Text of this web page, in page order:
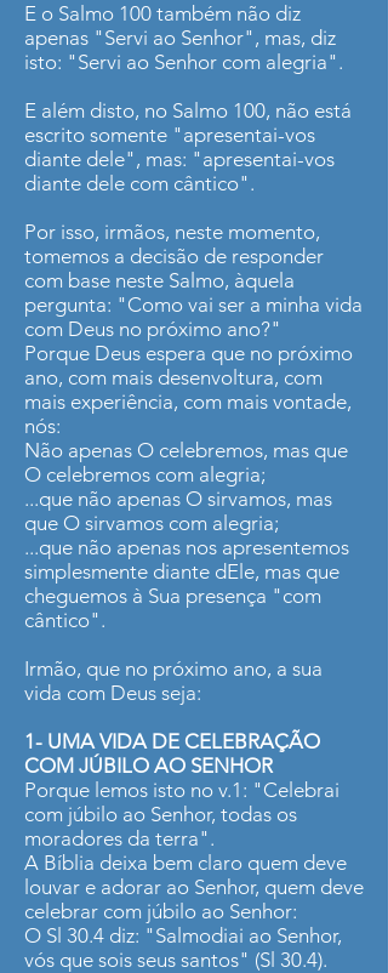
E o Salmo 100 também não diz
apenas "Servi ao Senhor", mas, diz
isto: "Servi ao Senhor com alegria".
E além disto, no Salmo 100, não está
escrito somente "apresentai-vos
diante dele", mas: "apresentai-vos
diante dele com cântico".
Por isso, irmãos, neste momento,
tomemos a decisão de responder
com base neste Salmo, àquela
pergunta: "Como vai ser a minha vida
com Deus no próximo ano?"
Porque Deus espera que no próximo
ano, com mais desenvoltura, com
mais experiência, com mais vontade,
nós:
Não apenas O celebremos, mas que
O celebremos com alegria;
...que não apenas O sirvamos, mas
que O sirvamos com alegria;
...que não apenas nos apresentemos
simplesmente diante dEle, mas que
cheguemos à Sua presença "com
cântico".
Irmão, que no próximo ano, a sua
vida com Deus seja:
1- UMA VIDA DE CELEBRAÇÃO
COM JÚBILO AO SENHOR
Porque lemos isto no v.1: "Celebrai
com júbilo ao Senhor, todas os
moradores da terra".
A Bíblia deixa bem claro quem deve
louvar e adorar ao Senhor, quem deve
celebrar com júbilo ao Senhor:
O Sl 30.4 diz: "Salmodiai ao Senhor,
vós que sois seus santos" (Sl 30.4).